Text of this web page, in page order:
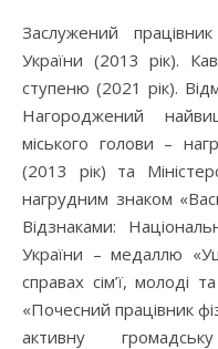
Заслужений
України (2013 рік).
ступеню (2021 рік).
Нагороджений
міського голови –
(2013 рік) та
нагрудним знаком
Відзнаками:
України – медаллю
справах сім’ї, молоді
«Почесний працівник
активну